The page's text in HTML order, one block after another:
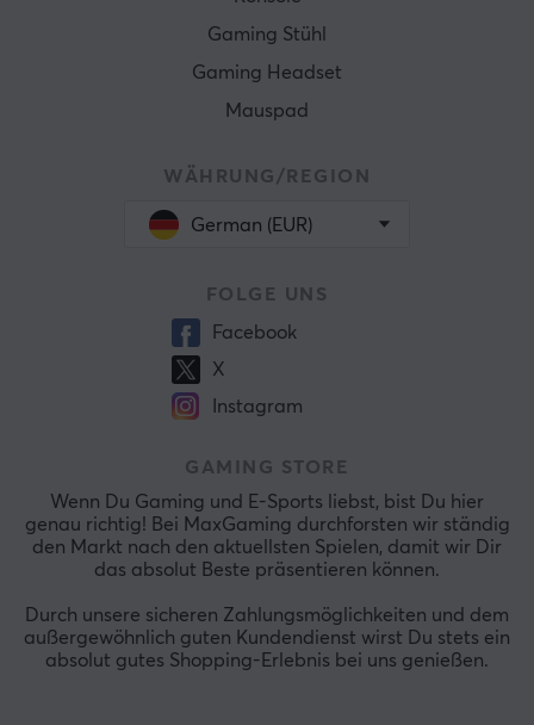
Gaming Stühl
Gaming Headset
Mauspad
WÄHRUNG/REGION
German (EUR)
FOLGE UNS
Facebook
X
Instagram
GAMING STORE
Wenn Du Gaming und E-Sports liebst, bist Du hier
genau richtig! Bei MaxGaming durchforsten wir ständig
den Markt nach den aktuellsten Spielen, damit wir Dir
das absolut Beste präsentieren können.
Durch unsere sicheren Zahlungsmöglichkeiten und dem
außergewöhnlich guten Kundendienst wirst Du stets ein
absolut gutes Shopping-Erlebnis bei uns genießen.